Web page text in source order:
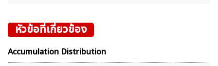
หัวข้อที่เกี่ยวข้อง
Accumulation Distribution